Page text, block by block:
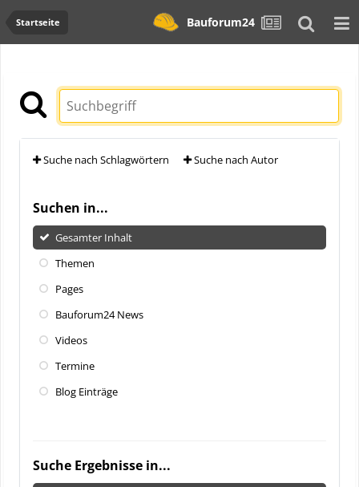
Startseite Bauforum24
Suche nach Schlagwörtern Suche nach Autor
Suchen in...
Gesamter Inhalt
Themen
Pages
Bauforum24 News
Videos
Termine
Blog Einträge
Suche Ergebnisse in...